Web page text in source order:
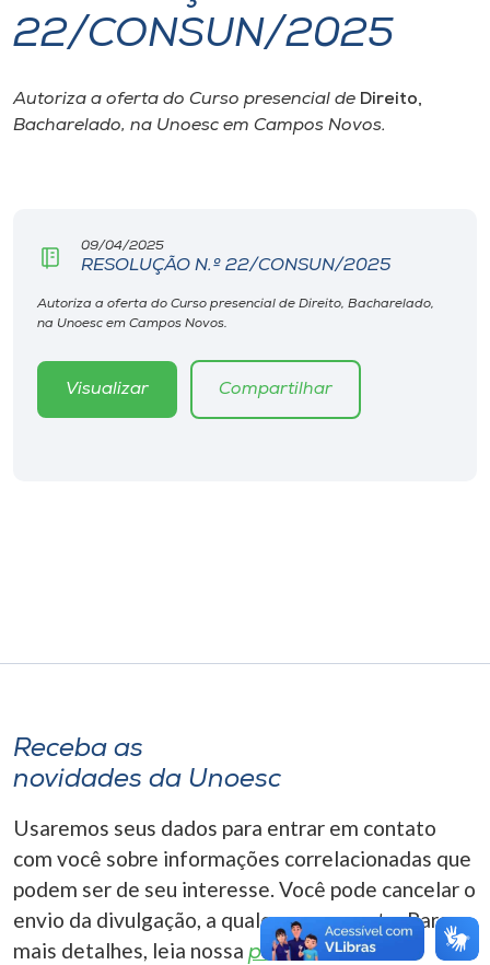
I.nova
Diplomados
CPA
Biblioteca
Editora
A-
22/CONSUN/2025
Autoriza a oferta do Curso presencial de Direito,
Bacharelado, na Unoesc em Campos Novos.
09/04/2025
RESOLUÇÃO N.º 22/CONSUN/2025
Autoriza a oferta do Curso presencial de Direito, Bacharelado,
na Unoesc em Campos Novos.
Visualizar Compartilhar
Receba as
novidades da Unoesc
Usaremos seus dados para entrar em contato
com você sobre informações correlacionadas que
podem ser de seu interesse. Você pode cancelar o
envio da divulgação, a qualquer momento. Para
mais detalhes, leia nossa política de